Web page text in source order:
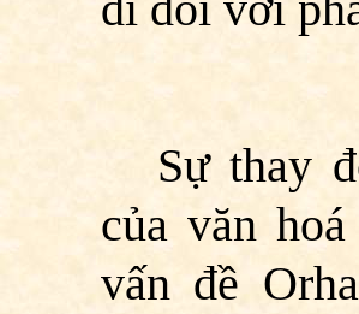
Sự thay
của văn
vấn đề